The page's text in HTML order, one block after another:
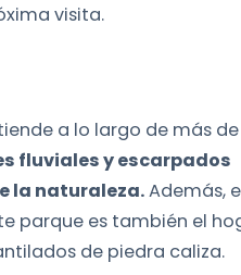
visita.
a lo largo de más de
fluviales y escarpados
la naturaleza.Además,
parque es también el
de piedra caliza.